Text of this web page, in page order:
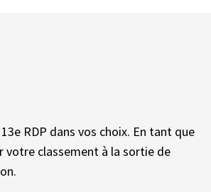
RDP dans vos choix. En tant que
votre classement à la sortie de